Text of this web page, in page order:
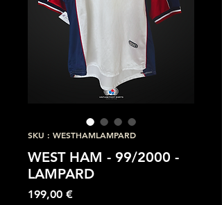
SKU : WESTHAMLAMPARD
WEST HAM - 99/2000 -
LAMPARD
199,00 €Prix